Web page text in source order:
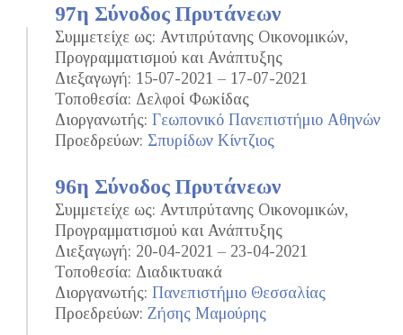
97η Σύνοδος Πρυτάνεων
Συμμετείχε ως: Αντιπρύτανης Οικονομικών,
Προγραμματισμού και Ανάπτυξης
Διεξαγωγή: 15-07-2021 – 17-07-2021
Τοποθεσία: Δελφοί Φωκίδας
Διοργανωτής: Γεωπονικό Πανεπιστήμιο Αθηνών
Προεδρεύων: Σπυρίδων Κίντζιος
96η Σύνοδος Πρυτάνεων
Συμμετείχε ως: Αντιπρύτανης Οικονομικών,
Προγραμματισμού και Ανάπτυξης
Διεξαγωγή: 20-04-2021 – 23-04-2021
Τοποθεσία: Διαδικτυακά
Διοργανωτής: Πανεπιστήμιο Θεσσαλίας
Προεδρεύων: Ζήσης Μαμούρης